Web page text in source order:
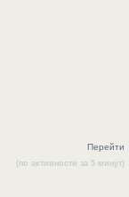
Перейти
(по активности за 5 минут)